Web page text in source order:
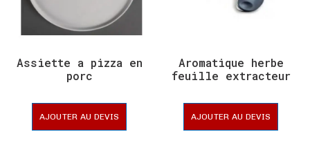
Assiette a pizza en
porc
AJOUTER AU DEVIS
Aromatique herbe
feuille extracteur
AJOUTER AU DEVIS